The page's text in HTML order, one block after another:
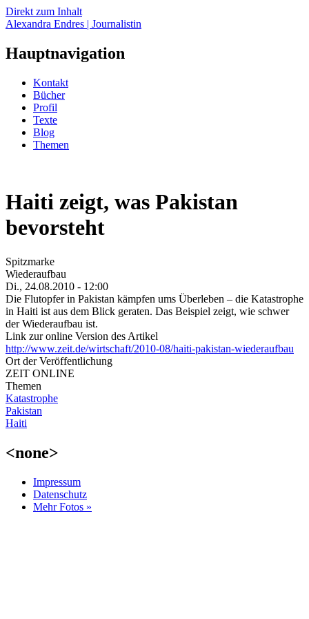
Direkt zum Inhalt
Alexandra Endres | Journalistin
Hauptnavigation
Kontakt
Bücher
Profil
Texte
Blog
Themen
Haiti zeigt, was Pakistan
bevorsteht
Spitzmarke
Wiederaufbau
Di., 24.08.2010 - 12:00
Die Flutopfer in Pakistan kämpfen ums Überleben – die Katastrophe
in Haiti ist aus dem Blick geraten. Das Beispiel zeigt, wie schwer
der Wiederaufbau ist.
Link zur online Version des Artikel
http://www.zeit.de/wirtschaft/2010-08/haiti-pakistan-wiederaufbau
Ort der Veröffentlichung
ZEIT ONLINE
Themen
Katastrophe
Pakistan
Haiti
<none>
Impressum
Datenschutz
Mehr Fotos »